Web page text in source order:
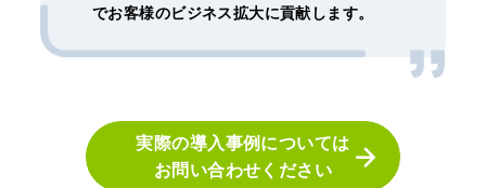
でお客様のビジネス拡大に貢献します。
実際の導入事例については
お問い合わせください